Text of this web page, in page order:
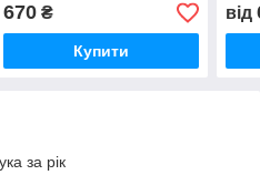
670₴
Купити
від
за рік